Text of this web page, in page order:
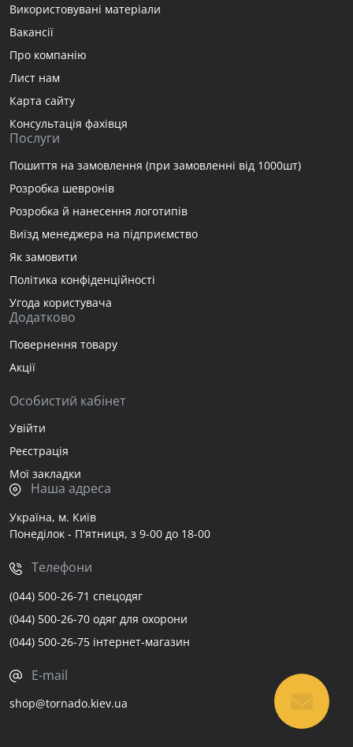
Використовувані матеріали
Вакансії
Про компанію
Лист нам
Карта сайту
Консультація фахівця
Послуги
Пошиття на замовлення (при замовленні від 1000шт)
Розробка шевронів
Розробка й нанесення логотипів
Виїзд менеджера на підприємство
Як замовити
Політика конфіденційності
Угода користувача
Додатково
Повернення товару
Акції
Особистий кабінет
Увійти
Реєстрація
Мої закладки
Наша адреса
Україна, м. Київ
Понеділок - П'ятниця, з 9-00 до 18-00
Телефони
(044) 500-26-71 спецодяг
(044) 500-26-70 одяг для охорони
(044) 500-26-75 інтернет-магазин
E-mail
shop@tornado.kiev.ua